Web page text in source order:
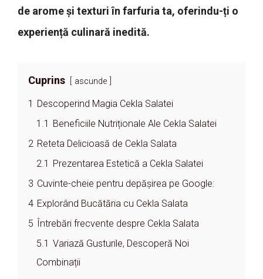
de arome și texturi în farfuria ta, oferindu-ți o
experiență culinară inedită.
Cuprins ascunde
1 Descoperind Magia Cekla Salatei
1.1 Beneficiile Nutriționale Ale Cekla Salatei
2 Reteta Delicioasă de Cekla Salata
2.1 Prezentarea Estetică a Cekla Salatei
3 Cuvinte-cheie pentru depășirea pe Google:
4 Explorând Bucătăria cu Cekla Salata
5 Întrebări frecvente despre Cekla Salata
5.1 Variază Gusturile, Descoperă Noi
Combinații